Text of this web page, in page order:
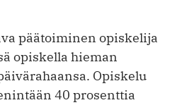
päätoiminen opiskelija
opiskella hieman
Opiskelu
40 prosenttia